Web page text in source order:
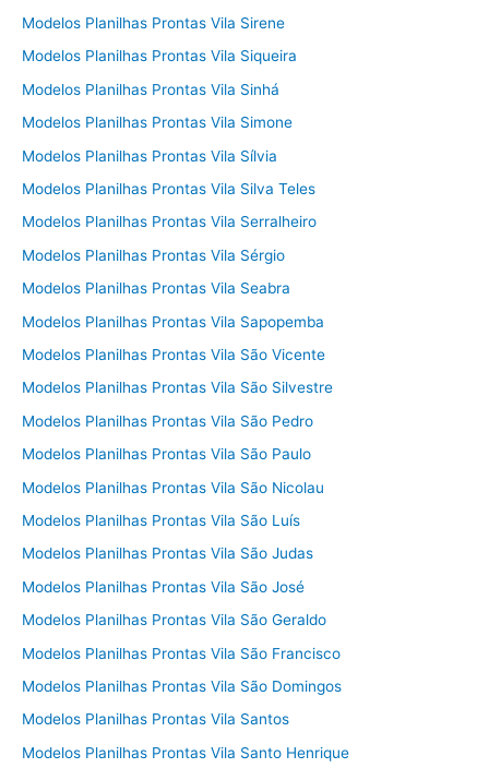
Modelos Planilhas Prontas Vila Sirene
Modelos Planilhas Prontas Vila Siqueira
Modelos Planilhas Prontas Vila Sinhá
Modelos Planilhas Prontas Vila Simone
Modelos Planilhas Prontas Vila Sílvia
Modelos Planilhas Prontas Vila Silva Teles
Modelos Planilhas Prontas Vila Serralheiro
Modelos Planilhas Prontas Vila Sérgio
Modelos Planilhas Prontas Vila Seabra
Modelos Planilhas Prontas Vila Sapopemba
Modelos Planilhas Prontas Vila São Vicente
Modelos Planilhas Prontas Vila São Silvestre
Modelos Planilhas Prontas Vila São Pedro
Modelos Planilhas Prontas Vila São Paulo
Modelos Planilhas Prontas Vila São Nicolau
Modelos Planilhas Prontas Vila São Luís
Modelos Planilhas Prontas Vila São Judas
Modelos Planilhas Prontas Vila São José
Modelos Planilhas Prontas Vila São Geraldo
Modelos Planilhas Prontas Vila São Francisco
Modelos Planilhas Prontas Vila São Domingos
Modelos Planilhas Prontas Vila Santos
Modelos Planilhas Prontas Vila Santo Henrique